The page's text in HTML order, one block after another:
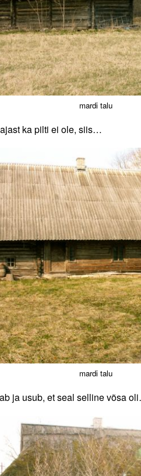
mardi talu
ka pilti ei ole, siis…
mardi talu
ja usub, et seal selline võsa